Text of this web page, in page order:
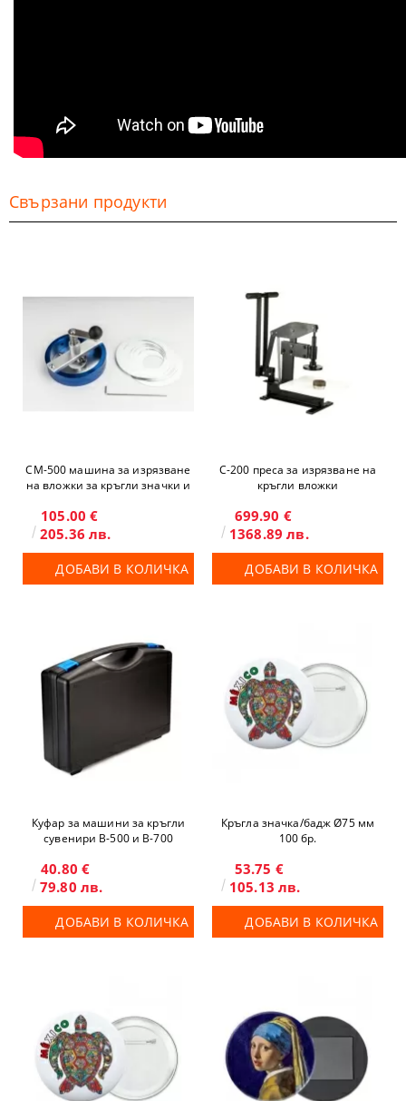
Свързани продукти
CM-500 машина за изрязване
на вложки за кръгли значки и
105.00 €
205.36 лв.
ДОБАВИ В КОЛИЧКА
C-200 преса за изрязване на
кръгли вложки
699.90 €
1368.89 лв.
ДОБАВИ В КОЛИЧКА
Куфар за машини за кръгли
сувенири B-500 и B-700
40.80 €
79.80 лв.
ДОБАВИ В КОЛИЧКА
Кръгла значка/бадж Ø75 мм
100 бр.
53.75 €
105.13 лв.
ДОБАВИ В КОЛИЧКА